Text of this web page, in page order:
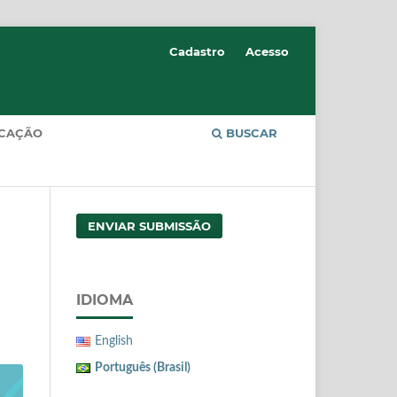
BUSCAR
Cadastro Acesso
ENVIAR SUBMISSÃO
IDIOMA
English
Português (Brasil)